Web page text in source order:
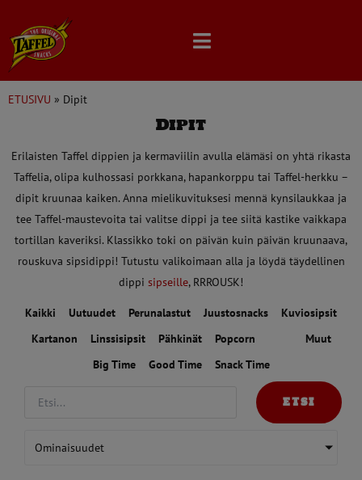
to
content
ETUSIVU » Dipit
Dipit
Erilaisten Taffel dippien ja kermaviilin avulla elämäsi on yhtä rikasta
Taffelia, olipa kulhossasi porkkana, hapankorppu tai Taffel-herkku –
dipit kruunaa kaiken. Anna mielikuvituksesi mennä kynsilaukkaa ja
tee Taffel-maustevoita tai valitse dippi ja tee siitä kastike vaikkapa
tortillan kaveriksi. Klassikko toki on päivän kuin päivän kruunaava,
rouskuva sipsidippi! Tutustu valikoimaan alla ja löydä täydellinen
dippi sipseille, RRROUSK!
Kaikki Uutuudet Perunalastut Juustosnacks
Kuviosipsit
Kartanon
Linssisipsit Pähkinät Popcorn
Muut
Big Time
Good Time Snack Time
ETSI
Ominaisuudet